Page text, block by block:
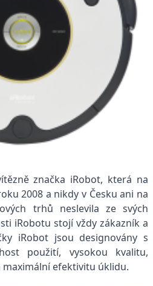
značka iRobot, která na
2008 a nikdy v Česku ani na
trhů neslevila ze svých
iRobotu stojí vždy zákazník a
iRobot jsou designovány s
použití, vysokou kvalitu,
efektivitu úklidu.